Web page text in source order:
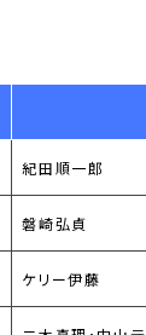
紀田順一郎
磐崎弘貞
ケリー伊藤